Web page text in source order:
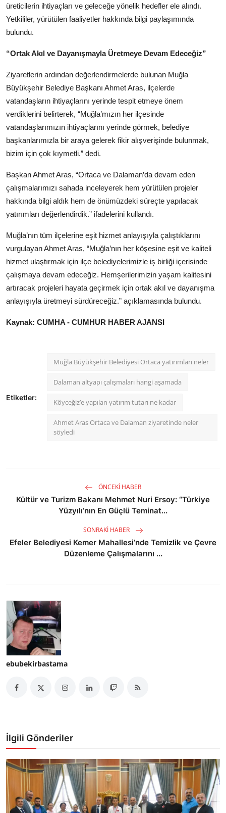
üreticilerin ihtiyaçları ve geleceğe yönelik hedefler ele alındı.
Yetkililer, yürütülen faaliyetler hakkında bilgi paylaşımında
bulundu.
“Ortak Akıl ve Dayanışmayla Üretmeye Devam Edeceğiz”
Ziyaretlerin ardından değerlendirmelerde bulunan Muğla
Büyükşehir Belediye Başkanı Ahmet Aras, ilçelerde
vatandaşların ihtiyaçlarını yerinde tespit etmeye önem
verdiklerini belirterek, “Muğla’mızın her ilçesinde
vatandaşlarımızın ihtiyaçlarını yerinde görmek, belediye
başkanlarımızla bir araya gelerek fikir alışverişinde bulunmak,
bizim için çok kıymetli.” dedi.
Başkan Ahmet Aras, “Ortaca ve Dalaman’da devam eden
çalışmalarımızı sahada inceleyerek hem yürütülen projeler
hakkında bilgi aldık hem de önümüzdeki süreçte yapılacak
yatırımları değerlendirdik.” ifadelerini kullandı.
Muğla’nın tüm ilçelerine eşit hizmet anlayışıyla çalıştıklarını
vurgulayan Ahmet Aras, “Muğla’nın her köşesine eşit ve kaliteli
hizmet ulaştırmak için ilçe belediyelerimizle iş birliği içerisinde
çalışmaya devam edeceğiz. Hemşerilerimizin yaşam kalitesini
artıracak projeleri hayata geçirmek için ortak akıl ve dayanışma
anlayışıyla üretmeyi sürdüreceğiz.” açıklamasında bulundu.
Kaynak: CUMHA - CUMHUR HABER AJANSI
Etiketler:
Muğla Büyükşehir Belediyesi Ortaca yatırımları neler
Dalaman altyapı çalışmaları hangi aşamada
Köyceğiz’e yapılan yatırım tutarı ne kadar
Ahmet Aras Ortaca ve Dalaman ziyaretinde neler
söyledi
ÖNCEKI HABER
Kültür ve Turizm Bakanı Mehmet Nuri Ersoy: “Türkiye
Yüzyılı’nın En Güçlü Teminat...
SONRAKI HABER
Efeler Belediyesi Kemer Mahallesi’nde Temizlik ve Çevre
Düzenleme Çalışmalarını ...
ebubekirbastama
İlgili Gönderiler